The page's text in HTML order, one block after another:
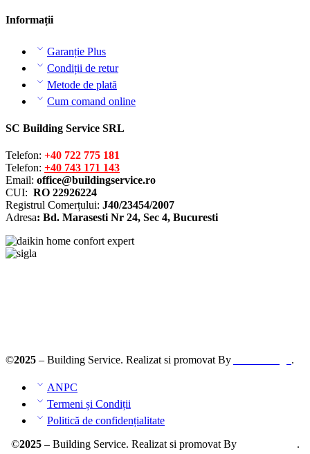
Informații
Garanție Plus
Condiții de retur
Metode de plată
Cum comand online
SC Building Service SRL
Telefon: +40 722 775 181
Telefon: +40 743 171 143
Email: office@buildingservice.ro
CUI: RO 22926224
Registrul Comerțului: J40/23454/2007
Adresa: Bd. Marasesti Nr 24, Sec 4, Bucuresti
©2025 – Building Service. Realizat si promovat By .
ANPC
Termeni și Condiții
Politică de confidențialitate
©2025– Building Service. Realizat si promovat By .